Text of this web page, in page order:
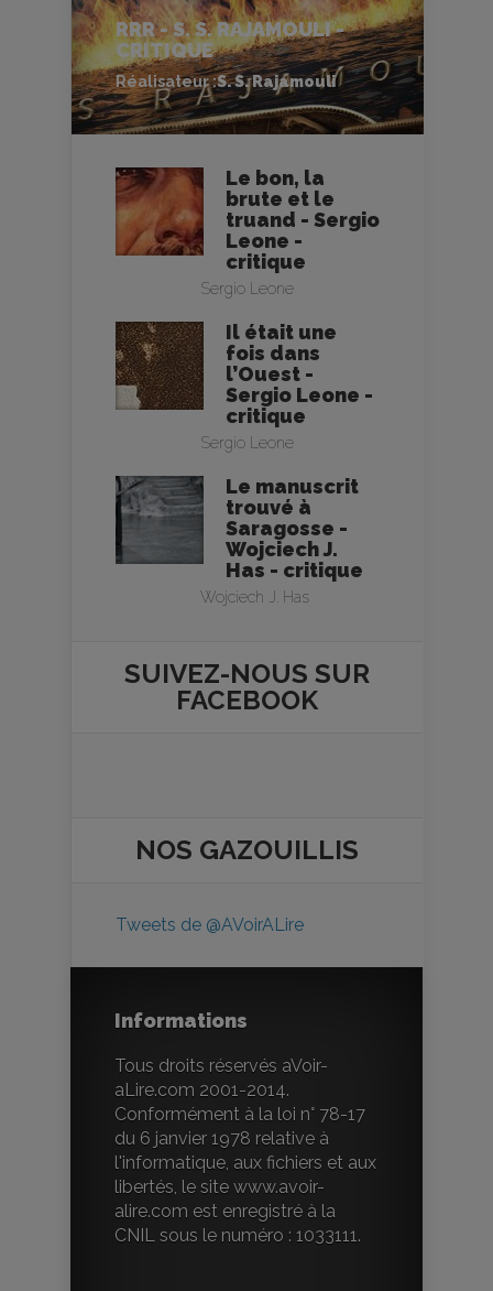
RRR - S. S. RAJAMOULI -
CRITIQUE
Réalisateur :S. S. Rajamouli
Le bon, la
brute et le
truand - Sergio
Leone -
critique
Sergio Leone
Il était une
fois dans
l’Ouest -
Sergio Leone -
critique
Sergio Leone
Le manuscrit
trouvé à
Saragosse -
Wojciech J.
Has - critique
Wojciech J. Has
SUIVEZ-NOUS SUR
FACEBOOK
NOS GAZOUILLIS
Tweets de @AVoirALire
Informations
Tous droits réservés aVoir-
aLire.com 2001-2014.
Conformément à la loi n° 78-17
du 6 janvier 1978 relative à
l'informatique, aux fichiers et aux
libertés, le site www.avoir-
alire.com est enregistré à la
CNIL sous le numéro : 1033111.